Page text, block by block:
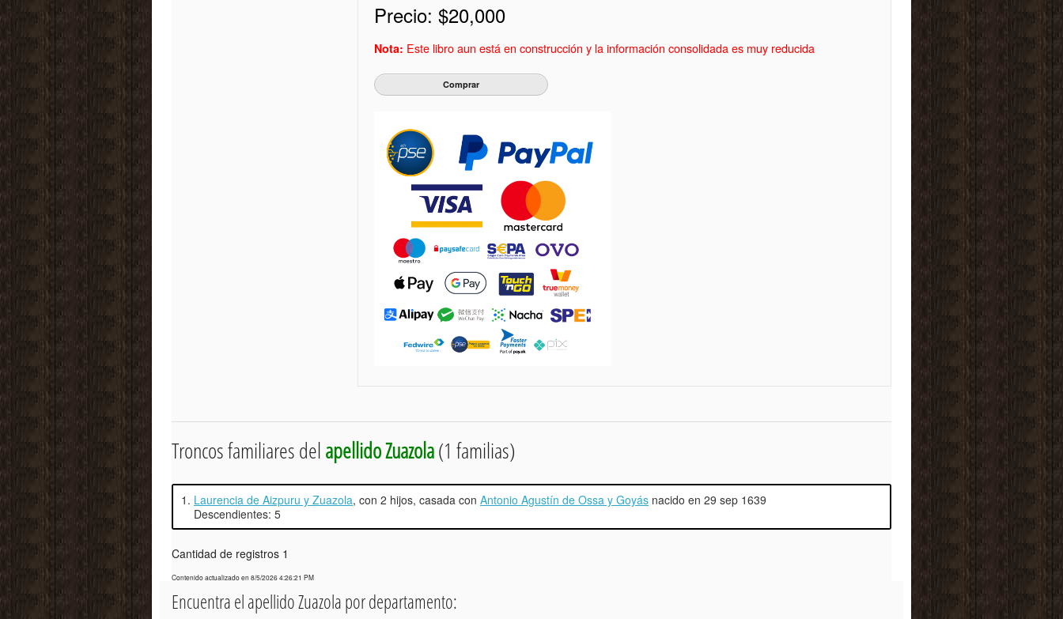
Precio: $20,000
Nota: Este libro aun está en construcción y la información consolidada es muy reducida
Troncos familiares delapellido Zuazola(1 familias)
1. Laurencia de Aizpuru y Zuazola, con 2 hijos, casada con Antonio Agustín de Ossa y Goyás nacido en 29 sep 1639
Descendientes: 5
Cantidad de registros 1
Contenido actualizado en 8/5/2026 4:26:21 PM
Encuentra el apellido Zuazola por departamento: